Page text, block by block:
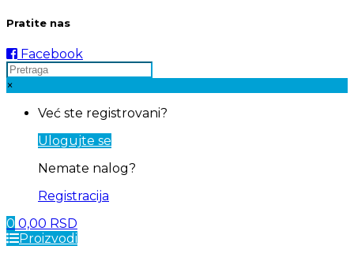
Pratite nas
Facebook
×
Već ste registrovani?
Ulogujte se
Nemate nalog?
Registracija
0 0,00 RSD
Proizvodi